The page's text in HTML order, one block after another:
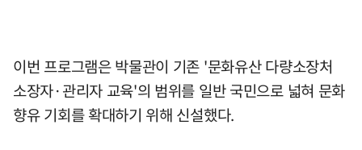
이번 프로그램은 박물관이 기존 '문화유산 다량소장처
소장자·관리자 교육'의 범위를 일반 국민으로 넓혀 문화
향유 기회를 확대하기 위해 신설했다.